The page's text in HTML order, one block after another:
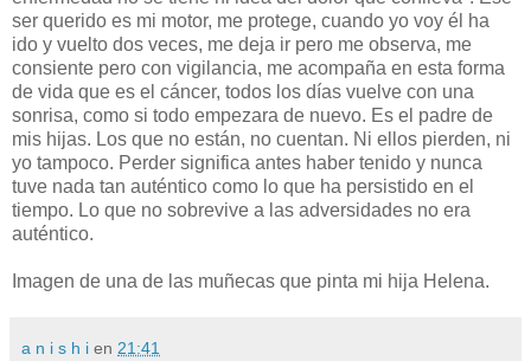
ser querido es mi motor, me protege, cuando yo voy él ha
ido y vuelto dos veces, me deja ir pero me observa, me
consiente pero con vigilancia, me acompaña en esta forma
de vida que es el cáncer, todos los días vuelve con una
sonrisa, como si todo empezara de nuevo. Es el padre de
mis hijas. Los que no están, no cuentan. Ni ellos pierden, ni
yo tampoco. Perder significa antes haber tenido y nunca
tuve nada tan auténtico como lo que ha persistido en el
tiempo. Lo que no sobrevive a las adversidades no era
auténtico.
Imagen de una de las muñecas que pinta mi hija Helena.
a n i s h i en 21:41